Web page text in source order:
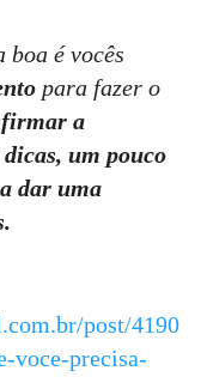
boa é vocês
para fazer o
a
um pouco
dar uma
post/4190
voce-precisa-